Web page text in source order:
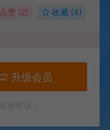
点赞 (2) 收藏 (4)
升级会员